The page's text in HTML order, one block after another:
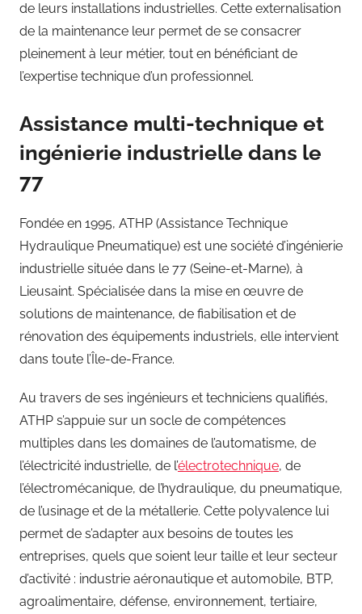
de leurs installations industrielles. Cette externalisation
de la maintenance leur permet de se consacrer
pleinement à leur métier, tout en bénéficiant de
l’expertise technique d’un professionnel.
Assistance multi-technique et
ingénierie industrielle dans le
77
Fondée en 1995, ATHP (Assistance Technique
Hydraulique Pneumatique) est une société d’ingénierie
industrielle située dans le 77 (Seine-et-Marne), à
Lieusaint. Spécialisée dans la mise en œuvre de
solutions de maintenance, de fiabilisation et de
rénovation des équipements industriels, elle intervient
dans toute l’Île-de-France.
Au travers de ses ingénieurs et techniciens qualifiés,
ATHP s’appuie sur un socle de compétences
multiples dans les domaines de l’automatisme, de
l’électricité industrielle, de l’électrotechnique, de
l’électromécanique, de l’hydraulique, du pneumatique,
de l’usinage et de la métallerie. Cette polyvalence lui
permet de s’adapter aux besoins de toutes les
entreprises, quels que soient leur taille et leur secteur
d’activité : industrie aéronautique et automobile, BTP,
agroalimentaire, défense, environnement, tertiaire,